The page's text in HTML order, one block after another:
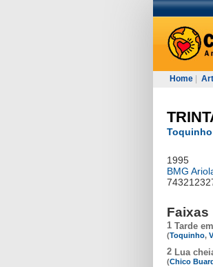
Home
Toquinho
1995
BMG
Faixas
1 Tarde
(Toquinho,
2 Lua
(Chico